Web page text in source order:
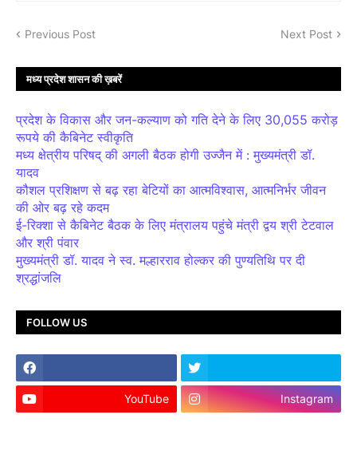
Previous Post Next Post
मध्य प्रदेश शासन की ख़बरें
प्रदेश के विकास और जन-कल्याण को गति देने के लिए 30,055 करोड़
रूपये की कैबिनेट स्वीकृति
मध्य क्षेत्रीय परिषद् की अगली बैठक होगी उज्जैन में : मुख्यमंत्री डॉ.
यादव
कौशल प्रशिक्षण से बढ़ रहा बेटियों का आत्मविश्वास, आत्मनिर्भर जीवन
की ओर बढ़ रहे कदम
ई-रिक्शा से कैबिनेट बैठक के लिए मंत्रालय पहुंचे मंत्री द्वय श्री टेटवाल
और श्री पंवार
मुख्यमंत्री डॉ. यादव ने स्व. मल्हारराव होल्कर की पुण्यतिथि पर दी
श्रद्धांजलि
FOLLOW US
YouTube Instagram